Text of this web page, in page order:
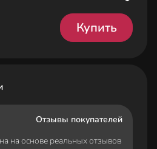
Купить
Отзывы покупателей
на основе реальных отзывов